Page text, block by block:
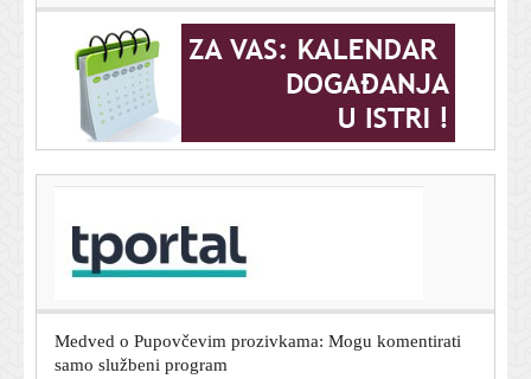
Hrvatski reprezentativac mogao bi napraviti veliki
transfer: Benfica ga ozbiljno želi
Medved o Pupovčevim prozivkama: Mogu komentirati
samo službeni program